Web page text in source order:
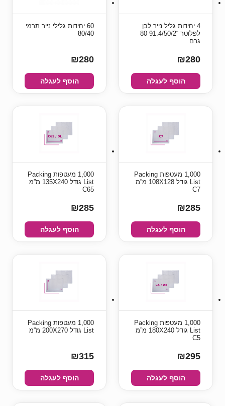
4 יחידות גליל נייר לבן
לפלוטר “91.4/50/2 80
גרם
₪280
הוסף לעגלה
60 יחידות גלילי נייר תרמי
80/40
₪280
הוסף לעגלה
1,000 מעטפות Packing
List גודל 108X128 מ”מ
C7
₪285
הוסף לעגלה
1,000 מעטפות Packing
List גודל 135X240 מ”מ
C65
₪285
הוסף לעגלה
1,000 מעטפות Packing
List גודל 180X240 מ”מ
C5
₪295
הוסף לעגלה
1,000 מעטפות Packing
List גודל 200X270 מ”מ
₪315
הוסף לעגלה